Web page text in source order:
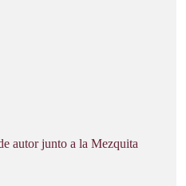
autor junto a la Mezquita